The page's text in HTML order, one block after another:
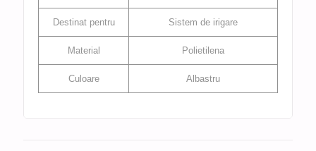
Destinat pentru Sistem de irigare
Material Polietilena
Culoare Albastru